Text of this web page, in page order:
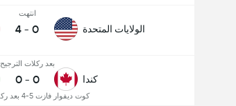
الولايات المتحدة
انتهت
0
-
4
كندا
بعد ركلات الترجيح
0
-
0
كوت ديفوار فازت 5-4 بعد ركلات الترجيح